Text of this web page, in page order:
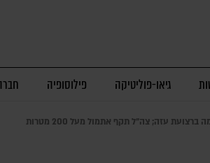
גיאו-פוליטיקה פילוסופיה
עזה; צה"ל תקף אתמול מעל 200 מטרות